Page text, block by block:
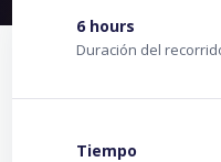
6 hours
Duración del
Tiempo